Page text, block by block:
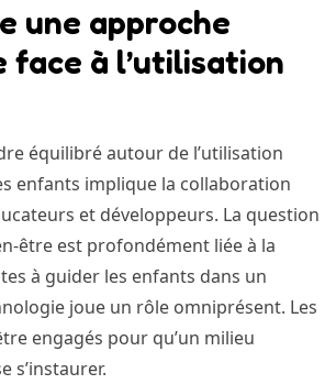
une approche
face à l’utilisation
équilibré autour de l’utilisation
enfants implique la collaboration
et développeurs. La question
être est profondément liée à la
à guider les enfants dans un
joue un rôle omniprésent. Les
engagés pour qu’un milieu
s’instaurer.